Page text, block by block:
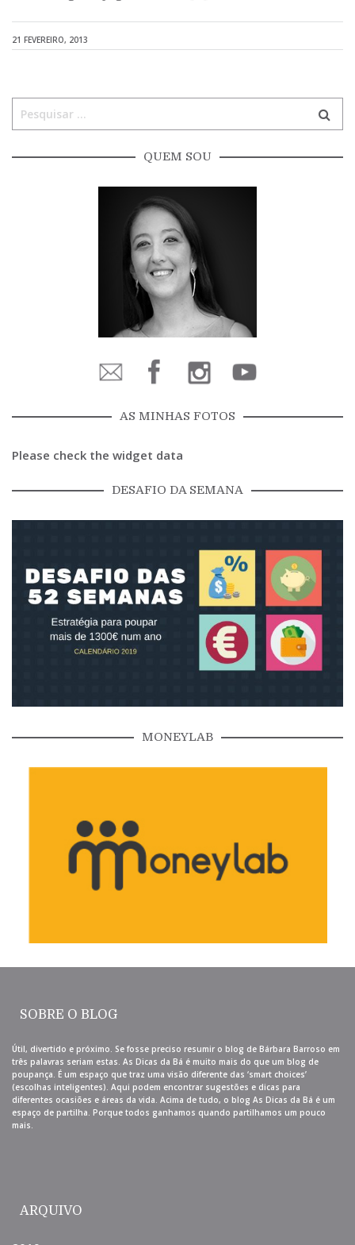
21 FEVEREIRO, 2013
QUEM SOU
AS MINHAS FOTOS
Please check the widget data
DESAFIO DA SEMANA
MONEYLAB
SOBRE O BLOG
Útil, divertido e próximo. Se fosse preciso resumir o blog de Bárbara Barroso em
três palavras seriam estas. As Dicas da Bá é muito mais do que um blog de
poupança. É um espaço que traz uma visão diferente das ‘smart choices’
(escolhas inteligentes). Aqui podem encontrar sugestões e dicas para
diferentes ocasiões e áreas da vida. Acima de tudo, o blog As Dicas da Bá é um
espaço de partilha. Porque todos ganhamos quando partilhamos um pouco
mais.
ARQUIVO